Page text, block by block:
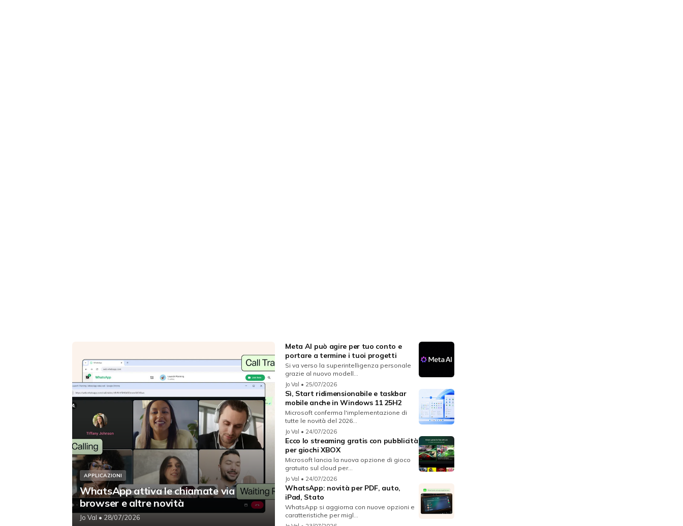
APPLICAZIONI
WhatsApp attiva le chiamate via
browser e altre novità
Jo Val • 28/07/2026
Meta AI può agire per tuo conto e
portare a termine i tuoi progetti
Si va verso la superintelligenza personale
grazie al nuovo modell...
Jo Val • 25/07/2026
Sì, Start ridimensionabile e taskbar
mobile anche in Windows 11 25H2
Microsoft conferma l'implementazione di
tutte le novità del 2026...
Jo Val • 24/07/2026
Ecco lo streaming gratis con pubblicità
per giochi XBOX
Microsoft lancia la nuova opzione di gioco
gratuito sul cloud per...
Jo Val • 24/07/2026
WhatsApp: novità per PDF, auto,
iPad, Stato
WhatsApp si aggiorna con nuove opzioni e
caratteristiche per migl...